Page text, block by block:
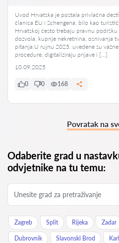
Uvod Hrvatska je postala privlačna
članica EU i Schengena, bilo kao
Hrvatskoj često trebaju pravnu
dozvola, kupnje nekretnina, osnivanja
pitanja.U rujnu 2025. uvedene su
procedure, digitaliziraju prijave i […]
10.09.2025
0 0 168
Povratak na
Odaberite grad u
odvjetnike na tu temu:
Zagreb Split Rijeka Zadar
Dubrovnik Slavonski Brod